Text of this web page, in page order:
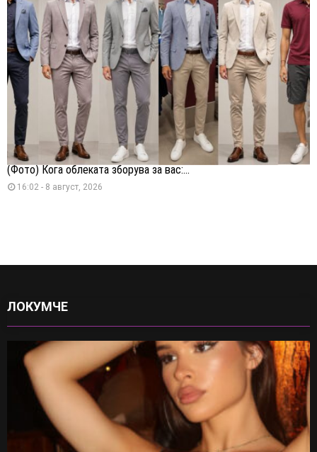
(Фото) Кога облеката зборува за вас:...
16:02 - 8 август, 2026
ЛОКУМЧЕ